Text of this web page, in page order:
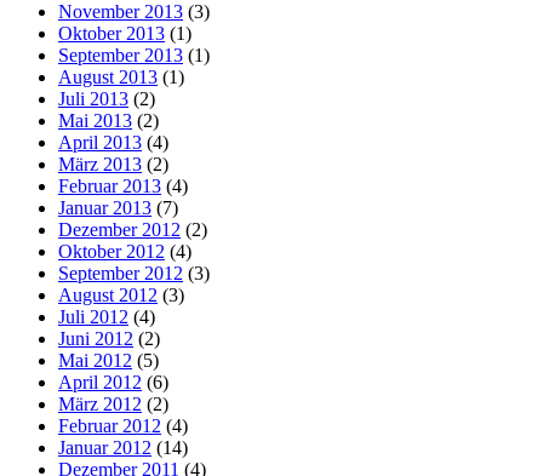
November 2013 (3)
Oktober 2013 (1)
September 2013 (1)
August 2013 (1)
Juli 2013 (2)
Mai 2013 (2)
April 2013 (4)
März 2013 (2)
Februar 2013 (4)
Januar 2013 (7)
Dezember 2012 (2)
Oktober 2012 (4)
September 2012 (3)
August 2012 (3)
Juli 2012 (4)
Juni 2012 (2)
Mai 2012 (5)
April 2012 (6)
März 2012 (2)
Februar 2012 (4)
Januar 2012 (14)
Dezember 2011 (4)